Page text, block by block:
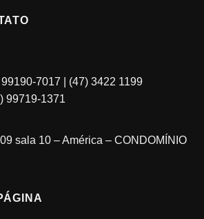
99190-7017
(47) 3422 1199
99719-1371
sala 10 – América – CONDOMÍNIO